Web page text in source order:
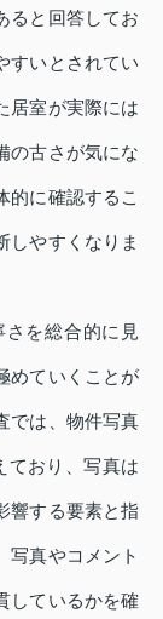
ると回答してお
すいとされてい
居室が実際には
の古さが気にな
的に確認するこ
しやすくなりま
を総合的に見
めていくことが
では、物件写真
ており、写真は
響する要素と指
写真やコメント
しているかを確